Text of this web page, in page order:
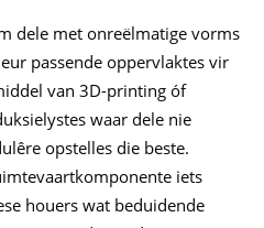
dele met onreëlmatige vorms
passende oppervlaktes vir
van 3D-printing óf
waar dele nie
opstelles die beste.
iets
houers wat beduidende